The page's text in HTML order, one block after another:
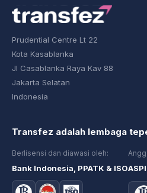
Prudential Centre Lt 22
Kota Kasablanka
Jl Casablanka Raya Kav 88
Jakarta Selatan
Indonesia
Transfez adalah lembaga
Berlisensi dan diawasi oleh:
Bank Indonesia, PPATK & ISO